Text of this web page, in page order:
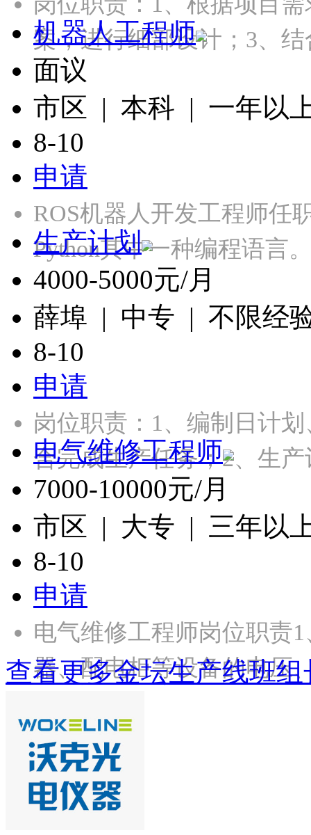
案，进行细部设计；3、
机器人工程师
面议
市区 | 本科 | 一年以
8-10
申请
ROS机器人开发工程师任
Python其中一种编程语
生产计划
4000-5000元/月
薛埠 | 中专 | 不限经
8-10
申请
岗位职责：1、编制日计
合完成生产任务；2、生
电气维修工程师
7000-10000元/月
市区 | 大专 | 三年以
8-10
申请
电气维修工程师岗位职责‌
器、配电柜等设备的电
查看更多金坛生产线班